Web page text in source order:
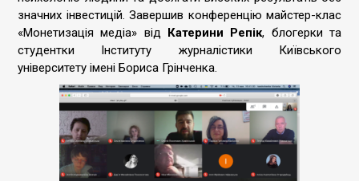
значних інвестицій. Завершив конференцію майстер-клас
«Монетизація медіа» від Катерини Репік, блогерки та
студентки Інституту журналістики Київського
університету імені Бориса Грінченка.